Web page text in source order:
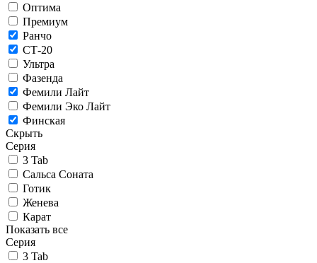
Оптима
Премиум
Ранчо
СТ-20
Ультра
Фазенда
Фемили Лайт
Фемили Эко Лайт
Финская
Скрыть
Серия
3 Tab
Сальса Соната
Готик
Женева
Карат
Показать все
Серия
3 Tab